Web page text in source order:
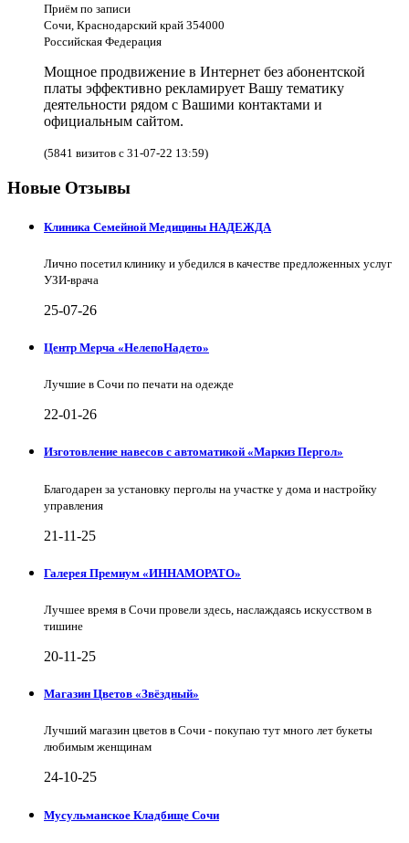
Приём по записи
Сочи, Краснодарский край 354000
Российская Федерация
Мощное продвижение в Интернет без абонентской
платы эффективно рекламирует Вашу тематику
деятельности рядом с Вашими контактами и
официальным сайтом.
(5841 визитов с 31-07-22 13:59)
Новые Отзывы
Клиника Семейной Медицины НАДЕЖДА
Лично посетил клинику и убедился в качестве предложенных услуг
УЗИ-врача
25-07-26
Центр Мерча «НелепоНадето»
Лучшие в Сочи по печати на одежде
22-01-26
Изготовление навесов с автоматикой «Маркиз Пергол»
Благодарен за установку перголы на участке у дома и настройку
управления
21-11-25
Галерея Премиум «ИННАМОРАТО»
Лучшее время в Сочи провели здесь, наслаждаясь искусством в
тишине
20-11-25
Магазин Цветов «Звёздный»
Лучший магазин цветов в Сочи - покупаю тут много лет букеты
любимым женщинам
24-10-25
Мусульманское Кладбище Сочи